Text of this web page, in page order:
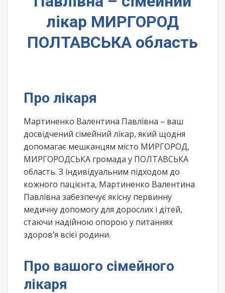
лікар МИРГОРОД
ПОЛТАВСЬКА область
Про лікаря
Мартиненко Валентина Павлівна – ваш
досвідчений сімейний лікар, який щодня
допомагає мешканцям місто МИРГОРОД,
МИРГОРОДСЬКА громада у ПОЛТАВСЬКА
область. З індивідуальним підходом до
кожного пацієнта, Мартиненко Валентина
Павлівна забезпечує якісну первинну
медичну допомогу для дорослих і дітей,
стаючи надійною опорою у питаннях
здоров’я всієї родини.
Про вашого сімейного
лікаря